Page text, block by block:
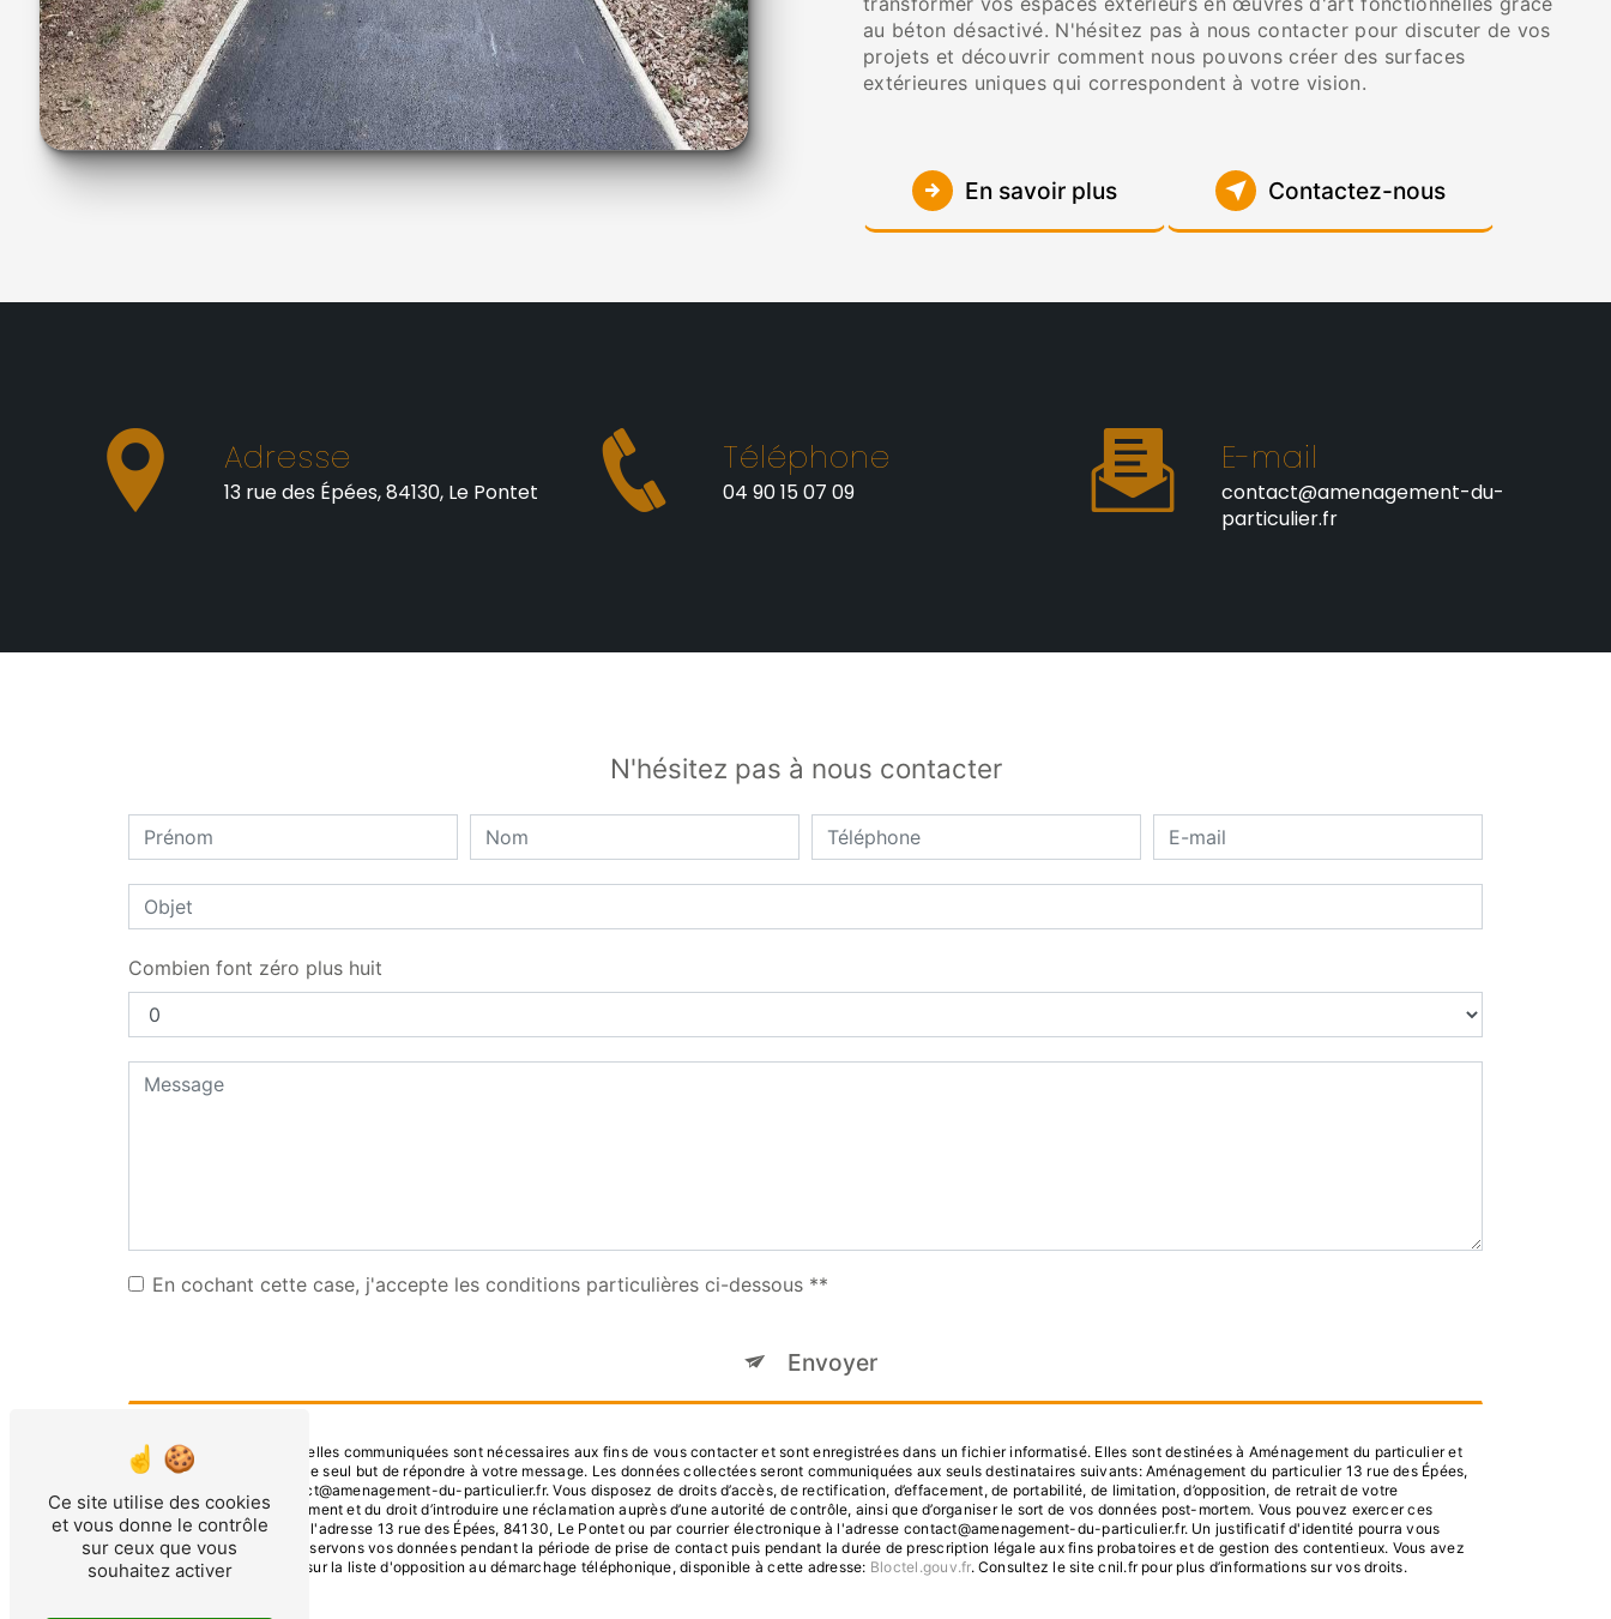
au béton désactivé. N'hésitez pas à nous contacter pour discuter de vos
projets et découvrir comment nous pouvons créer des surfaces
extérieures uniques qui correspondent à votre vision.
En savoir plus Contactez-nous
Adresse
13 rue des Épées, 84130, Le Pontet
Téléphone
04 90 15 07 09
E-mail
contact@amenagement-du-
particulier.fr
N'hésitez pas à nous contacter
Combien font zéro plus huit
En cochant cette case, j'accepte les conditions particulières ci-dessous **
Envoyer
** Les données personnelles communiquées sont nécessaires aux fins de vous contacter et sont enregistrées dans un fichier informatisé. Elles sont destinées à Aménagement du particulier et
ses sous-traitants dans le seul but de répondre à votre message. Les données collectées seront communiquées aux seuls destinataires suivants: Aménagement du particulier 13 rue des Épées,
84130, Le Pontet contact@amenagement-du-particulier.fr. Vous disposez de droits d’accès, de rectification, d’effacement, de portabilité, de limitation, d’opposition, de retrait de votre
consentement à tout moment et du droit d’introduire une réclamation auprès d’une autorité de contrôle, ainsi que d’organiser le sort de vos données post-mortem. Vous pouvez exercer ces
droits par voie postale à l'adresse 13 rue des Épées, 84130, Le Pontet ou par courrier électronique à l'adresse contact@amenagement-du-particulier.fr. Un justificatif d'identité pourra vous
être demandé. Nous conservons vos données pendant la période de prise de contact puis pendant la durée de prescription légale aux fins probatoires et de gestion des contentieux. Vous avez
le droit de vous inscrire sur la liste d'opposition au démarchage téléphonique, disponible à cette adresse: Bloctel.gouv.fr. Consultez le site cnil.fr pour plus d’informations sur vos droits.
Ce site utilise des cookies
et vous donne le contrôle
sur ceux que vous
souhaitez activer